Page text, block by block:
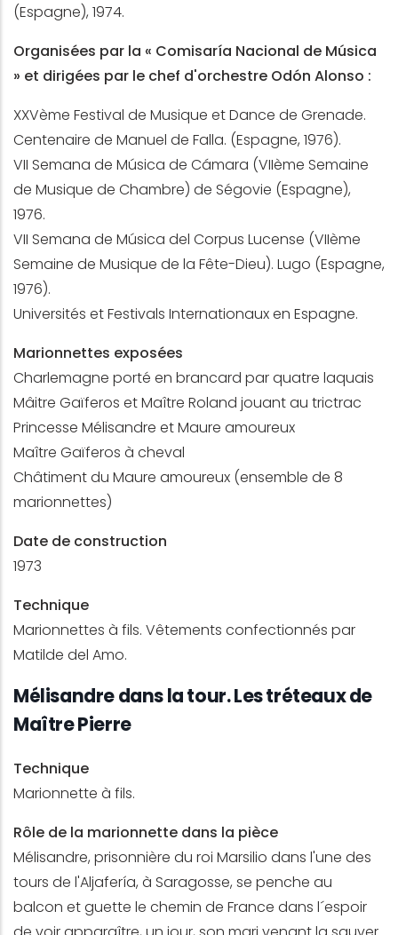
(Espagne), 1974.
Organisées par la « Comisaría Nacional de Música
» et dirigées par le chef d'orchestre Odón Alonso :
XXVème Festival de Musique et Dance de Grenade.
Centenaire de Manuel de Falla. (Espagne, 1976).
VII Semana de Música de Cámara (VIIème Semaine
de Musique de Chambre) de Ségovie (Espagne),
1976.
VII Semana de Música del Corpus Lucense (VIIème
Semaine de Musique de la Fête-Dieu). Lugo (Espagne,
1976).
Universités et Festivals Internationaux en Espagne.
Marionnettes exposées
Charlemagne porté en brancard par quatre laquais
Mâitre Gaïferos et Maître Roland jouant au trictrac
Princesse Mélisandre et Maure amoureux
Maître Gaïferos à cheval
Châtiment du Maure amoureux (ensemble de 8
marionnettes)
Date de construction
1973
Technique
Marionnettes à fils. Vêtements confectionnés par
Matilde del Amo.
Mélisandre dans la tour. Les tréteaux de
Maître Pierre
Technique
Marionnette à fils.
Rôle de la marionnette dans la pièce
Mélisandre, prisonnière du roi Marsilio dans l'une des
tours de l'Aljafería, à Saragosse, se penche au
balcon et guette le chemin de France dans l´espoir